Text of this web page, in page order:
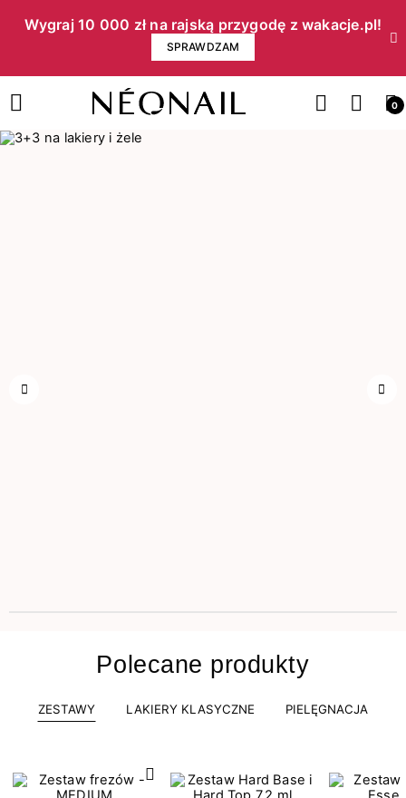
Wygraj 10 000 zł na rajską przygodę z wakacje.pl!​
SPRAWDZAM
0
Polecane produkty
ZESTAWY LAKIERY KLASYCZNE PIELĘGNACJA